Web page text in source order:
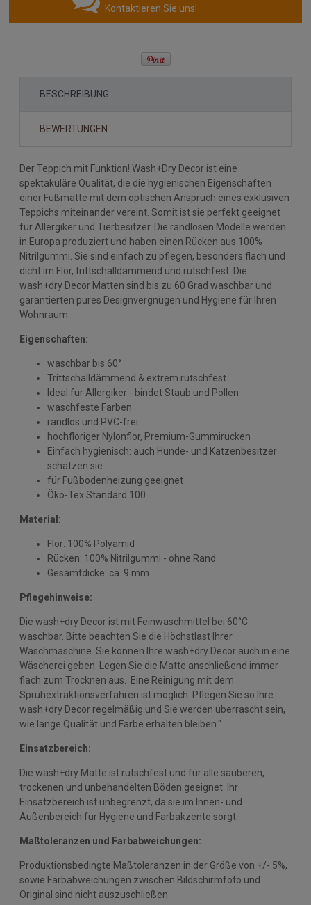
Kontaktieren Sie uns!
BESCHREIBUNG
BEWERTUNGEN
Der Teppich mit Funktion! Wash+Dry Decor ist eine
spektakuläre Qualität, die die hygienischen Eigenschaften
einer Fußmatte mit dem optischen Anspruch eines exklusiven
Teppichs miteinander vereint. Somit ist sie perfekt geeignet
für Allergiker und Tierbesitzer. Die randlosen Modelle werden
in Europa produziert und haben einen Rücken aus 100%
Nitrilgummi. Sie sind einfach zu pflegen, besonders flach und
dicht im Flor, trittschalldämmend und rutschfest. Die
wash+dry Decor Matten sind bis zu 60 Grad waschbar und
garantierten pures Designvergnügen und Hygiene für Ihren
Wohnraum.
Eigenschaften:
waschbar bis 60°
Trittschalldämmend & extrem rutschfest
Ideal für Allergiker - bindet Staub und Pollen
waschfeste Farben
randlos und PVC-frei
hochfloriger Nylonflor, Premium-Gummirücken
Einfach hygienisch: auch Hunde- und Katzenbesitzer
schätzen sie
für Fußbodenheizung geeignet
Öko-Tex Standard 100
Material :
Flor: 100% Polyamid
Rücken: 100% Nitrilgummi - ohne Rand
Gesamtdicke: ca. 9 mm
Pflegehinweise:
Die wash+dry Decor ist mit Feinwaschmittel bei 60°C
waschbar. Bitte beachten Sie die Höchstlast Ihrer
Waschmaschine. Sie können Ihre wash+dry Decor auch in eine
Wäscherei geben. Legen Sie die Matte anschließend immer
flach zum Trocknen aus. Eine Reinigung mit dem
Sprühextraktionsverfahren ist möglich. Pflegen Sie so Ihre
wash+dry Decor regelmäßig und Sie werden überrascht sein,
wie lange Qualität und Farbe erhalten bleiben."
Einsatzbereich:
Die wash+dry Matte ist rutschfest und für alle sauberen,
trockenen und unbehandelten Böden geeignet. Ihr
Einsatzbereich ist unbegrenzt, da sie im Innen- und
Außenbereich für Hygiene und Farbakzente sorgt.
Maßtoleranzen und Farbabweichungen:
Produktionsbedingte Maßtoleranzen in der Größe von +/- 5%,
sowie Farbabweichungen zwischen Bildschirmfoto und
Original sind nicht auszuschließen